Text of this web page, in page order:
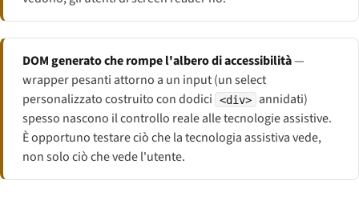
DOM generato che rompe l'albero di accessibilità—
wrapper pesanti attorno a un input (un select
personalizzato costruito con dodici
<div>
annidati)
spesso nascono il controllo reale alle tecnologie assistive.
È opportuno testare ciò che la tecnologia assistiva vede,
non solo ciò che vede l'utente.